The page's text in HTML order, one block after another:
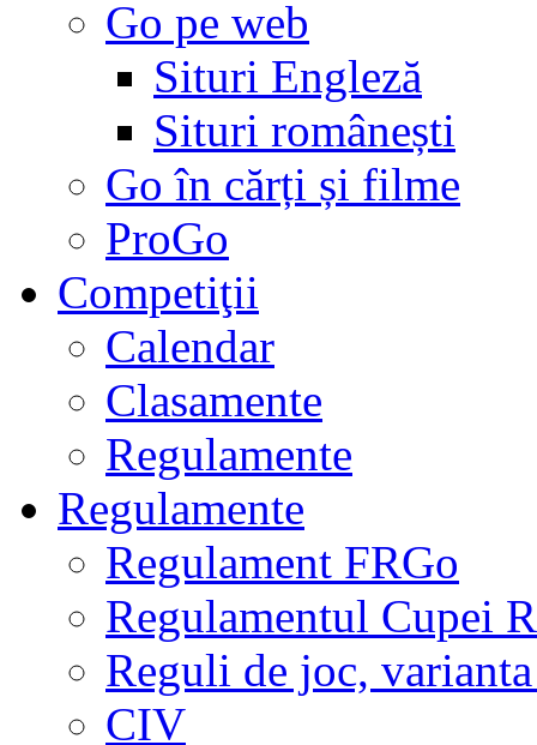
Go pe web
Situri Engleză
Situri românești
Go în cărți și filme
ProGo
Competiţii
Calendar
Clasamente
Regulamente
Regulamente
Regulament FRGo
Regulamentul Cupei
Reguli de joc,
CIV